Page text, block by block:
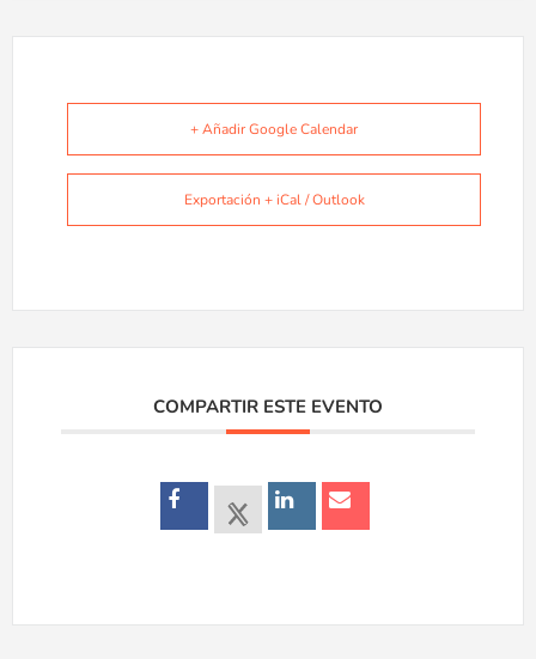
+ Añadir Google Calendar
Exportación + iCal / Outlook
COMPARTIR ESTE EVENTO